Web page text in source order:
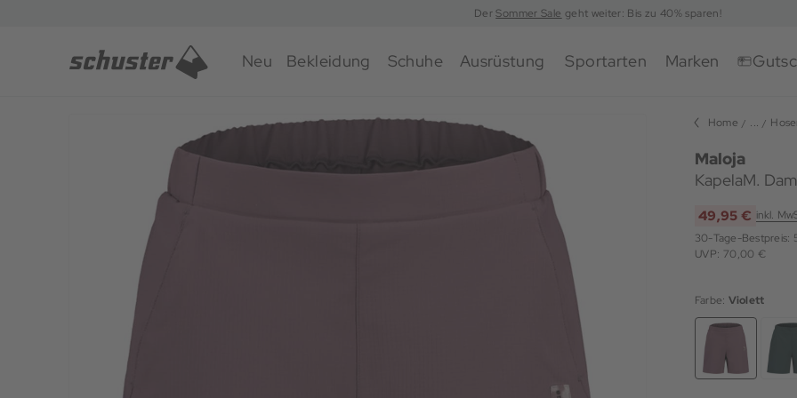
DerSommer Sale geht weiter: Bis zu 40% sparen!
Neu Bekleidung Schuhe Ausrüstung Sportarten Marken
Home ...
Maloja
KapelaM.
49,95 € inkl.
30-Tage-Bestpreis:
UVP: 70,00 €
Farbe: Violett